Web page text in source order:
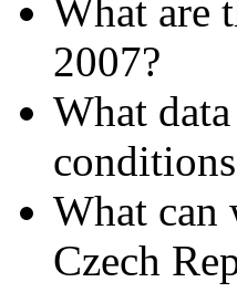
What are
2007?
What
What can
Czech